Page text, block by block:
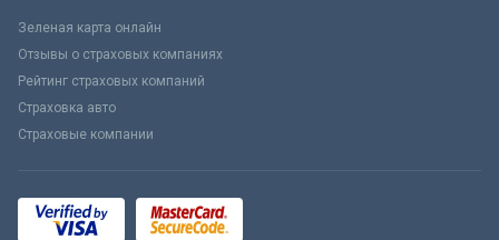
Зеленая карта онлайн
Отзывы о страховых компаниях
Рейтинг страховых компаний
Страховка авто
Страховые компании